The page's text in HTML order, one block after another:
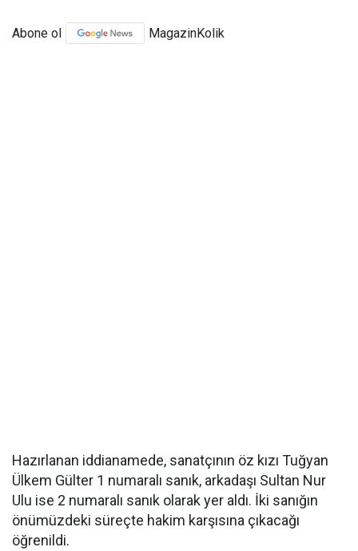
Abone ol MagazinKolik
Hazırlanan iddianamede, sanatçının öz kızı Tuğyan
Ülkem Gülter 1 numaralı sanık, arkadaşı Sultan Nur
Ulu ise 2 numaralı sanık olarak yer aldı. İki sanığın
önümüzdeki süreçte hakim karşısına çıkacağı
öğrenildi.